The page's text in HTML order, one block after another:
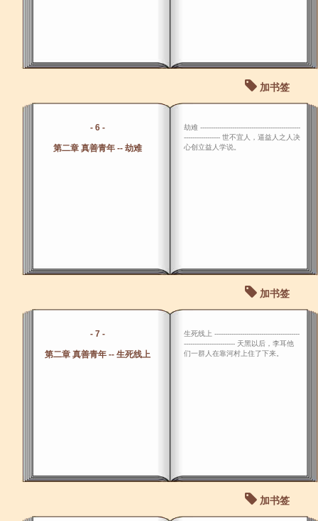
加书签
- 6 -
第二章 真善青年 -- 劫难
劫难 -----------------------------------------------
----------------- 世不宜人，逼益人之人决
心创立益人学说。
加书签
- 7 -
第二章 真善青年 -- 生死线上
生死线上 ----------------------------------------
------------------------ 天黑以后，李耳他
们一群人在靠河村上住了下来。
加书签